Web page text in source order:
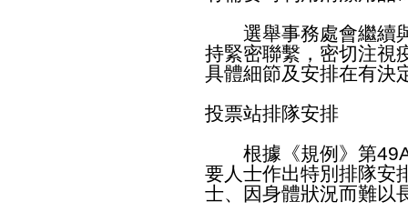
選舉事務處會繼續與
持緊密聯繫，密切注視
具體細節及安排在有決
投票站排隊安排
根據《規例》第49A
要人士作出特別排隊安
士、因身體狀況而難以